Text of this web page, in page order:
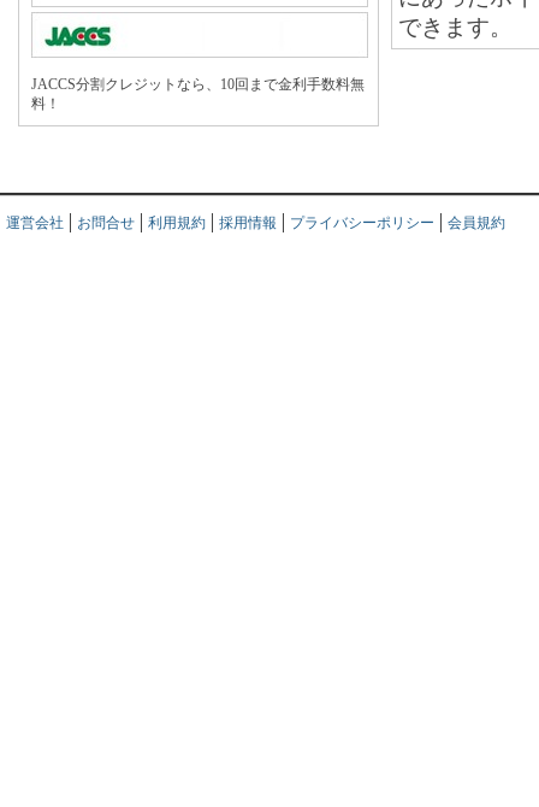
JACCS分割クレジットなら、10回まで金利手数料無
料！
できます。
運営会社 お問合せ 利用規約 採用情報 プライバシーポリシー 会員規約